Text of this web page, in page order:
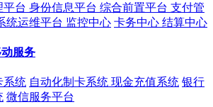
平台 身份信息平台 综合前置平台 支付管
统运维平台 监控中心 卡务中心 结算中心
服务
系统 自动化制卡系统 现金充值系统 银行
微信服务平台